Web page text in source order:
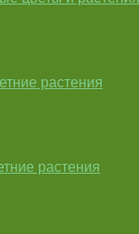
растения
растения